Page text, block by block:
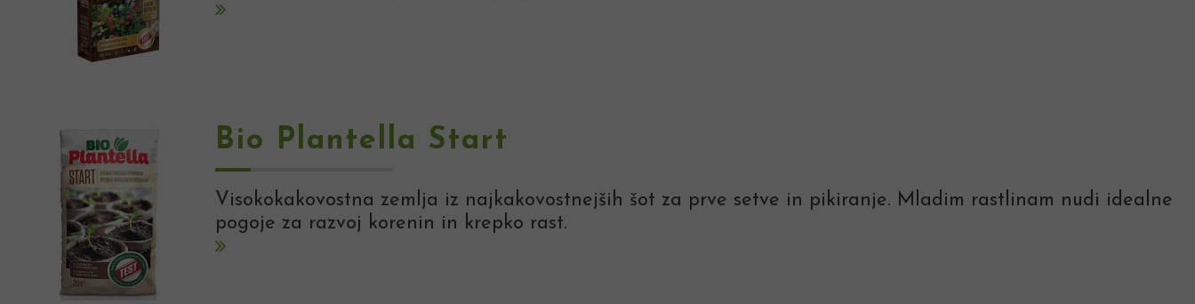
Bio Plantella Start
Visokokakovostna zemlja iz najkakovostnejših šot za prve setve in pikiranje. Mladim rastlinam nudi idealne
pogoje za razvoj korenin in krepko rast.